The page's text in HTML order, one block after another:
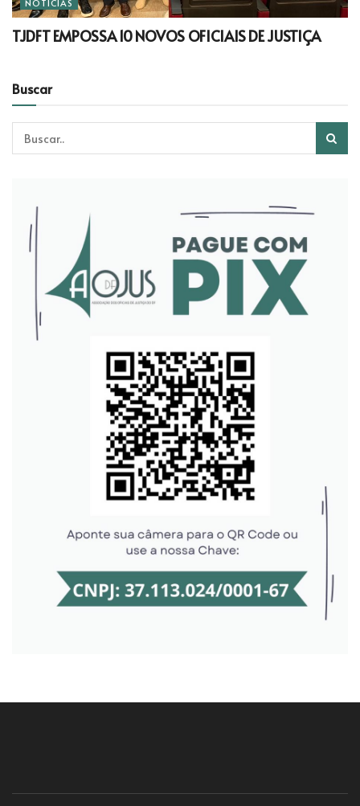
NOTÍCIAS
TJDFT EMPOSSA 10 NOVOS OFICIAIS DE JUSTIÇA
Buscar